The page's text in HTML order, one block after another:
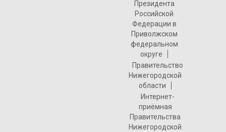
Президента
Российской
Федерации в
Приволжском
федеральном
округе
Правительство
Нижегородской
области
Интернет-
приёмная
Правительства
Нижегородской